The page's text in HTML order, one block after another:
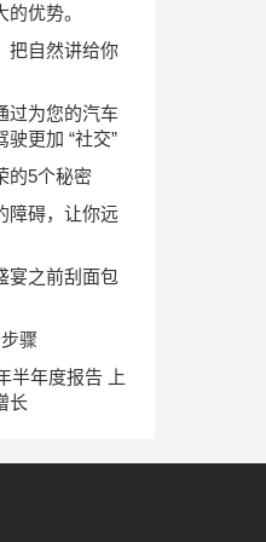
优势。
把自然讲给你
过为您的汽车
驶更加 “社交”
的5个秘密
障碍，让你远
宴之前刮面包
骤
半年度报告 上
长